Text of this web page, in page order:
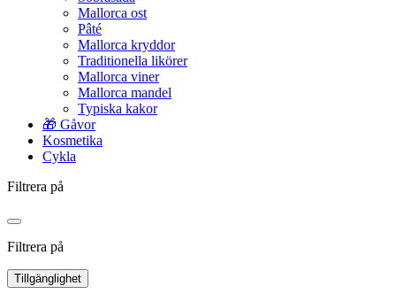
Mallorca ost
Pâté
Mallorca kryddor
Traditionella likörer
Mallorca viner
Mallorca mandel
Typiska kakor
🎁 Gåvor
Kosmetika
Cykla
Filtrera på
Filtrera på
Tillgänglighet